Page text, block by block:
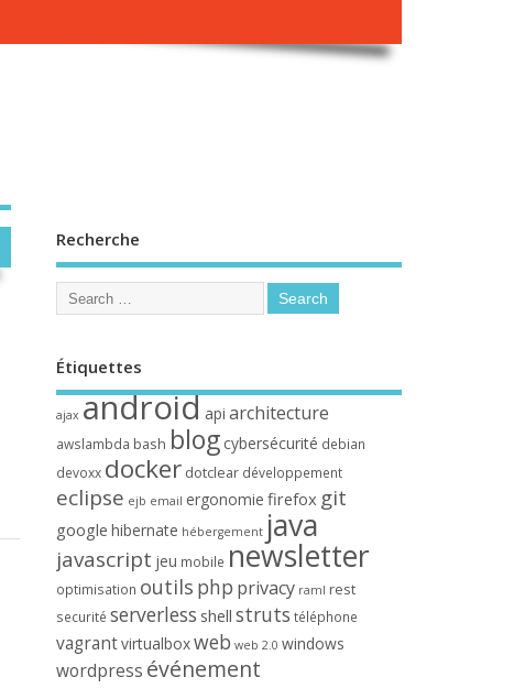
Recherche
Étiquettes
ajax androidapi architecture
awslambda bash blog cybersécurité debian
devoxx docker dotclear développement
eclipse ejb email ergonomie firefox git
google hibernate hébergement java
javascript jeu mobile newsletter
optimisation outils php privacy raml rest
securité serverless shell struts téléphone
vagrantvirtualboxweb web 2.0 windows
wordpress événement